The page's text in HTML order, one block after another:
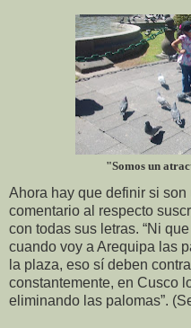
"Somos un
Ahora hay que definir si
comentario al respecto
con todas sus letras. “Ni
cuando voy a Arequipa las
la plaza, eso sí deben
constantemente, en Cusco
eliminando las palomas”.